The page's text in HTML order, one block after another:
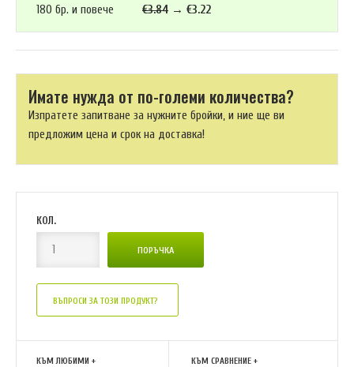
180 бр. и повече
€3.84 → €3.22
Имате нужда от по-големи количества?
Изпратете запитване за нужните бройки, и ние ще ви
предложим цена и срок на доставка!
КОЛ.
ВЪПРОСИ ЗА ТОЗИ ПРОДУКТ?
КЪМ ЛЮБИМИ + КЪМ СРАВНЕНИЕ +